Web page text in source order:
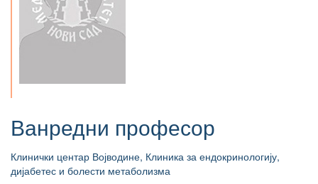
Ванредни професор
Клинички центар Војводине, Клиника за ендокринологију,
дијабетес и болести метаболизма